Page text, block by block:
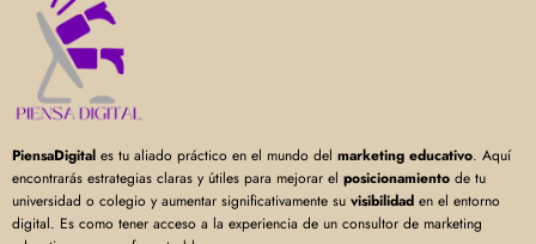
PiensaDigital es tu aliado práctico en el mundo del marketing educativo. Aquí
encontrarás estrategias claras y útiles para mejorar el posicionamiento de tu
universidad o colegio y aumentar significativamente su visibilidad en el entorno
digital. Es como tener acceso a la experiencia de un consultor de marketing